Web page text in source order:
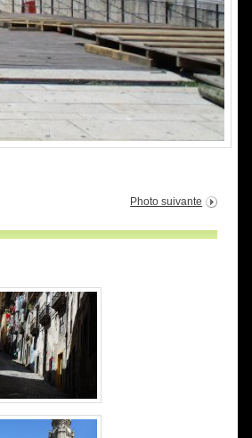
Photo suivante